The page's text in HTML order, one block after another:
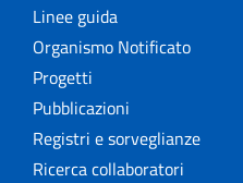
Linee guida
Organismo Notificato
Progetti
Pubblicazioni
Registri e sorveglianze
Ricerca collaboratori